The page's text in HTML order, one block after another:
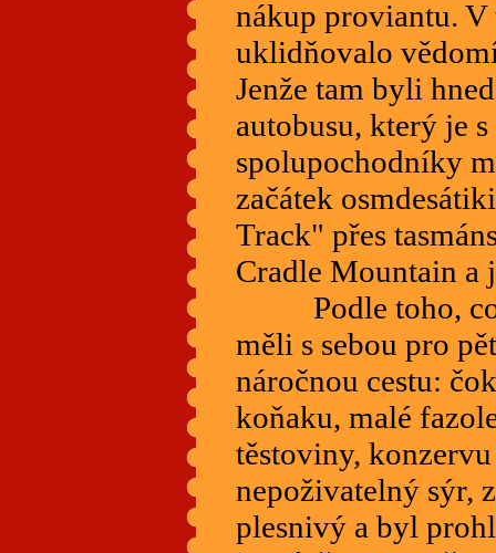
nákup proviantu. V
uklidňovalo
Jenže tam byli
autobusu, který je
spolupochodníky
začátek
Track" přes
Cradle Mountain a
Podle toho, co
měli s sebou pro
náročnou cestu:
koňaku, malé
těstoviny,
nepoživatelný sýr,
plesnivý a byl